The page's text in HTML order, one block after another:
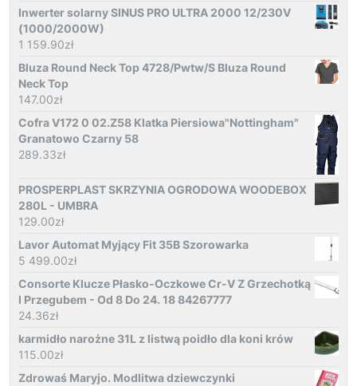
Inwerter solarny SINUS PRO ULTRA 2000 12/230V
(1000/2000W)
1 159.90zł
Bluza Round Neck Top 4728/Pwtw/S Bluza Round
Neck Top
147.00zł
Cofra V172 0 02.Z58 Klatka Piersiowa"Nottingham"
Granatowo Czarny 58
289.33zł
PROSPERPLAST SKRZYNIA OGRODOWA WOODEBOX
280L - UMBRA
129.00zł
Lavor Automat Myjący Fit 35B Szorowarka
5 499.00zł
Consorte Klucze Płasko-Oczkowe Cr-V Z Grzechotką
I Przegubem - Od 8 Do 24. 18 84267777
24.36zł
karmidło narożne 31L z listwą poidło dla koni krów
115.00zł
Zdrowaś Maryjo. Modlitwa dziewczynki